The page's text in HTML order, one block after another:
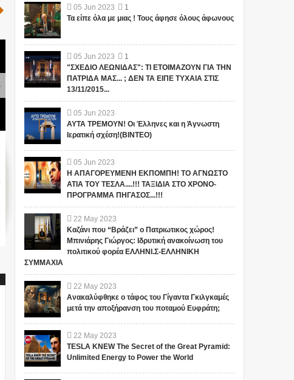
Αυτός ο μεγάλος
φιλάνθρωπος
προειδοποίησε ότι το
χειρότερο κύμα έρχεται
τώρα με την μετάλλαξη
όμικρον ....
ΣΕ ΕΥΧΑΡΙΣΤΟΥΜΕ.... Bill Το
iokh.gr δημοσιεύει κάθε σχόλιο
το οποίο είναι σχετικό με το
θέμ...
ΟΙ ΕΙΔΗΣΕΙΣ ΓΙΑ ΤΙΣ
FACEBOOK
ΠΡΟΒΛΗΜΑΤΙΖΟΥΝ!!!
ΠΟΙΟΣ ΚΑΝΕΙ
ΚΟΥΜΑΝΤΟ ΤΕΛΙΚΑ;
Το iokh.gr δημοσιεύει κάθε
σχόλιο το οποίο είναι σχετικό
σημαίνει ότι...
05 Jun 2023
1
Τα είπε όλα με μιας ! Τους άφησε όλους άφωνους
05 Jun 2023
1
"ΣΧΕΔΙΟ ΛΕΩΝΙΔΑΣ": ΤΙ ΕΤΟΙΜΑΖΟΥΝ ΓΙΑ ΤΗΝ
ΠΑΤΡΙΔΑ ΜΑΣ... ; ΔΕΝ ΤΑ ΕΙΠΕ ΤΥΧΑΙΑ ΣΤΙΣ
13/11/2015...
05 Jun 2023
ΑΥΤΑ ΤΡΕΜΟΥΝ! Οι Έλληνες και η Άγνωστη
Ιερατική σχέση!(ΒΙΝΤΕΟ)
05 Jun 2023
Η ΑΠΑΓΟΡΕΥΜΕΝΗ ΕΚΠΟΜΠΗ! ΤΟ ΑΓΝΩΣΤΟ
ΑΤΙΑ ΤΟΥ ΤΕΣΛΑ....!!! ΤΑΞΙΔΙΑ ΣΤΟ ΧΡΟΝΟ-
ΠΡΟΓΡΑΜΜΑ ΠΗΓΑΣΟΣ...!!!
22 May 2023
Καζάνι που “Βράζει” ο Πατριωτικος χώρος!
Μπινιάρης Γιώργος: Ιδρυτική ανακοίνωση του
πολιτικού φορέα ΕΛΛΗΝΙ.Σ-ΕΛΛΗΝΙΚΗ
ΣΥΜΜΑΧΙΑ
22 May 2023
Ανακαλύφθηκε ο τάφος του Γίγαντα Γκιλγκαμές
μετά την αποξήρανση του ποταμού Ευφράτη;
22 May 2023
TESLA KNEW The Secret of the Great Pyramid:
Unlimited Energy to Power the World